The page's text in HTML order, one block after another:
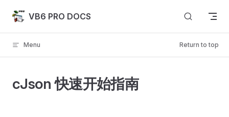
Skip to content
VB6 PRO DOCS
Menu Return to top
cJson 快速开始指南